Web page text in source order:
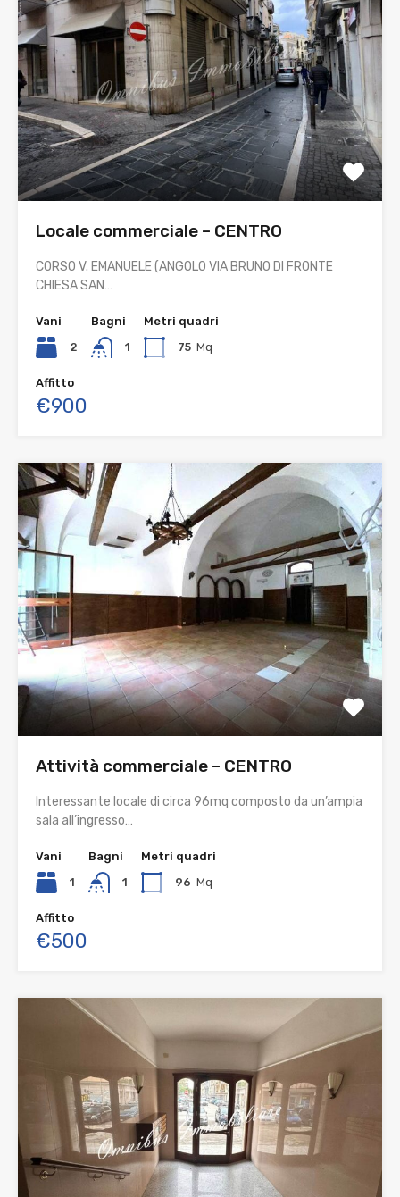
Locale commerciale – CENTRO
CORSO V. EMANUELE (ANGOLO VIA BRUNO DI FRONTE
CHIESA SAN…
Vani
2
Bagni
1
Metri quadri
75 Mq
Affitto
€900
Attività commerciale – CENTRO
Interessante locale di circa 96mq composto da un’ampia
sala all’ingresso…
Vani
1
Bagni
1
Metri quadri
96 Mq
Affitto
€500